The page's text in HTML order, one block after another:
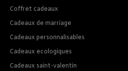
Coffret cadeaux
Cadeaux de marriage
Cadeaux personnalisables
Cadeaux ecologiques
Cadeaux saint-valentin